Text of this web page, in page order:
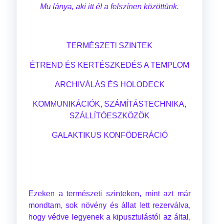
Mu lánya, aki itt él a felszínen közöttünk.
TERMÉSZETI SZINTEK
ÉTREND ÉS KERTÉSZKEDÉS A TEMPLOM
ARCHIVÁLÁS ÉS HOLODECK
KOMMUNIKÁCIÓK, SZÁMÍTÁSTECHNIKA,
SZÁLLÍTÓESZKÖZÖK
GALAKTIKUS KONFÖDERÁCIÓ
Ezeken a természeti szinteken, mint azt már
mondtam, sok növény és állat lett rezerválva,
hogy védve legyenek a kipusztulástól az által,